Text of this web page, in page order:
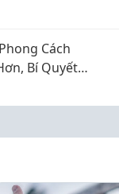
Cách
Bí Quyết